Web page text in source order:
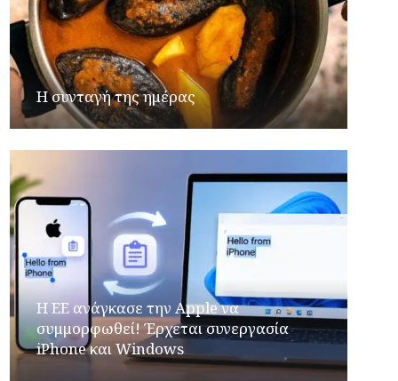
Η συνταγή της ημέρας
H ΕΕ ανάγκασε την Apple να
συμμορφωθεί! Έρχεται συνεργασία
iPhone και Windows